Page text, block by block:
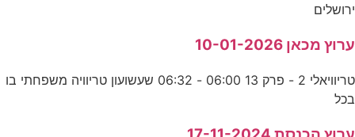
ירושלים
ערוץ מכאן 10-01-2026
טריוויאלי 2 - פרק 13 06:00 - 06:32 שעשועון טריוויה משפחתי בו
בכל